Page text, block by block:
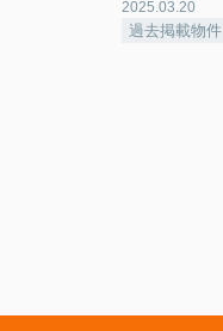
2025.03.20
過去掲載物件